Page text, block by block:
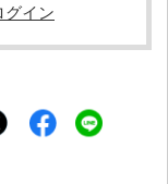
グイン